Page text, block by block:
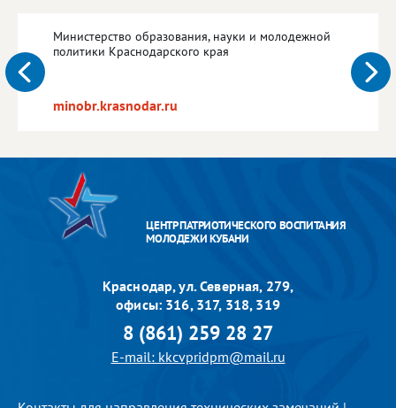
Министерство образования, науки и молодежной
политики Краснодарского края
minobr.krasnodar.ru
ЦЕНТР ПАТРИОТИЧЕСКОГО ВОСПИТАНИЯ
МОЛОДЕЖИ КУБАНИ
Краснодар, ул. Северная, 279,
офисы: 316, 317, 318, 319
8 (861) 259 28 27
E-mail: kkcvpridpm@mail.ru